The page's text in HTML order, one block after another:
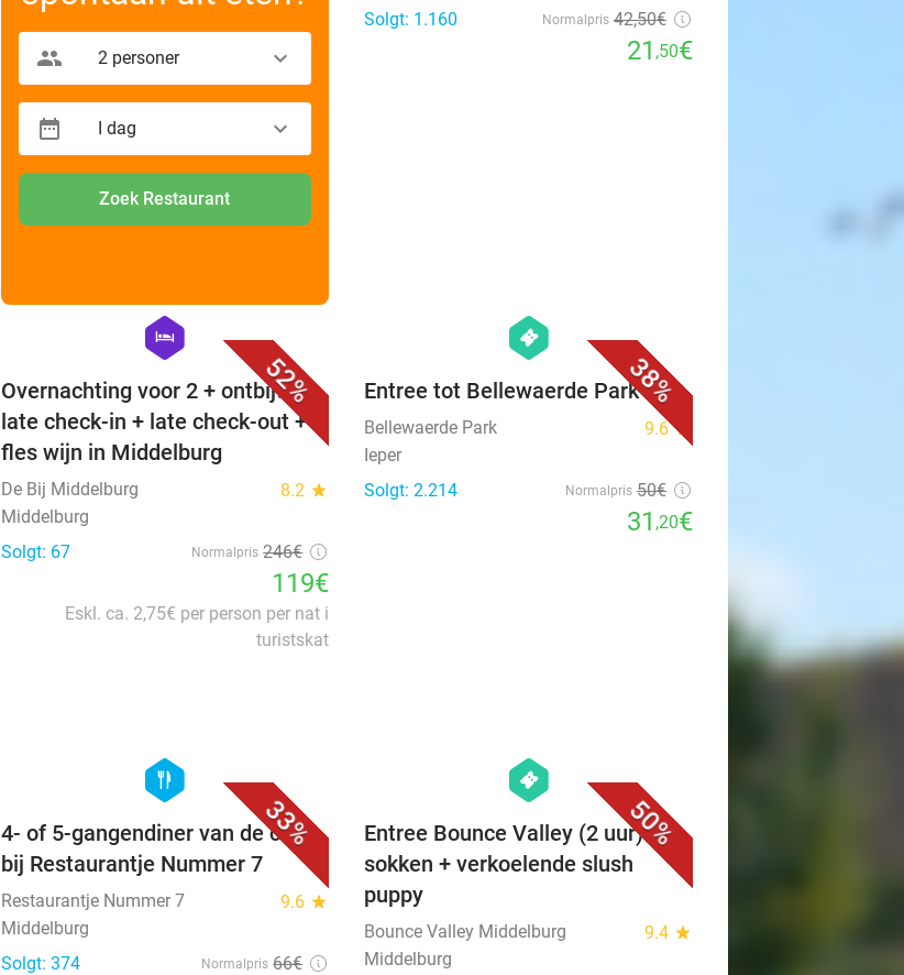
2 personer
I dag
Zoek Restaurant
Solgt: 1.160
Normalpris 42,50€
21 ,50€
52%
favorite_border
hexagon
hotel
Overnachting voor 2 + ontbijt +
late check-in + late check-out +
fles wijn in Middelburg
De Bij Middelburg 8.2 star
Middelburg
Solgt: 67
Normalpris 246€
119€
Eskl. ca. 2,75€ per person per nat i
turistskat
38%
hexagon
events
Entree tot Bellewaerde Park
Bellewaerde Park 9.6star
Ieper
Solgt: 2.214
Normalpris 50€
31 ,20€
33%
hexagon
food
4- of 5-gangendiner van de chef
bij Restaurantje Nummer 7
Restaurantje Nummer 7 9.6 star
Middelburg
Solgt: 374
Normalpris 66€
50%
hexagon
events
Entree Bounce Valley (2 uur) +
sokken + verkoelende slush
puppy
Bounce Valley Middelburg 9.4 star
Middelburg